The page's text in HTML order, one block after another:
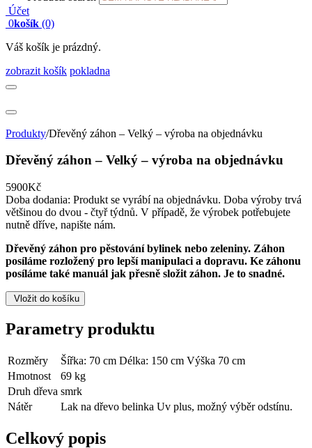
Účet
0košík (0)
Váš košík je prázdný.
zobrazit košík pokladna
Produkty/Dřevěný záhon – Velký – výroba na objednávku
Dřevěný záhon – Velký – výroba na objednávku
5900Kč
Doba dodania: Produkt se vyrábí na objednávku. Doba výroby trvá
většinou do dvou - čtyř týdnů. V případě, že výrobek potřebujete
nutně dříve, napište nám.
Dřevěný záhon pro pěstování bylinek nebo zeleniny. Záhon
posíláme rozložený pro lepší manipulaci a dopravu. Ke záhonu
posíláme také manuál jak přesně složit záhon. Je to snadné.
Vložit do košíku
Parametry produktu
Rozměry
Šířka: 70 cm Délka: 150 cm Výška 70 cm
Hmotnost
69 kg
Druh dřeva smrk
Nátěr
Lak na dřevo belinka Uv plus, možný výběr odstínu.
Celkový popis